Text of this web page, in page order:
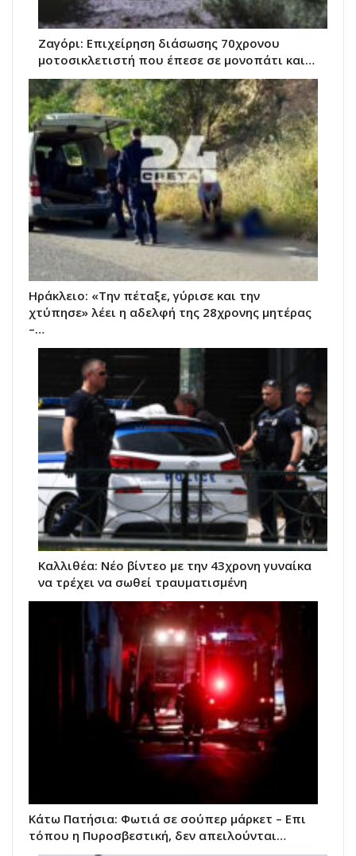
Ζαγόρι: Επιχείρηση διάσωσης 70χρονου
μοτοσικλετιστή που έπεσε σε μονοπάτι και…
Ηράκλειο: «Την πέταξε, γύρισε και την
χτύπησε» λέει η αδελφή της 28χρονης μητέρας
–…
Kαλλιθέα: Νέο βίντεο με την 43χρονη γυναίκα
να τρέχει να σωθεί τραυματισμένη
Κάτω Πατήσια: Φωτιά σε σούπερ μάρκετ – Επι
τόπου η Πυροσβεστική, δεν απειλούνται…